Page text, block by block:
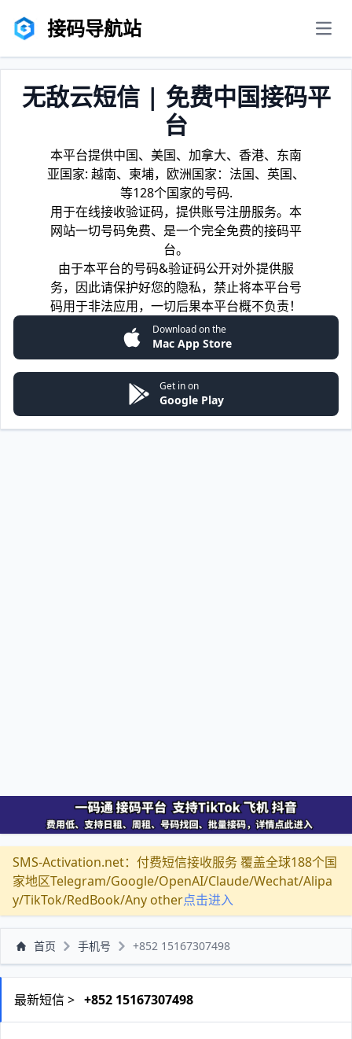
接码导航站
无敌云短信 | 免费中国接码平
台
本平台提供中国、美国、加拿大、香港、东南
亚国家: 越南、柬埔，欧洲国家：法国、英国、
等128个国家的号码.
用于在线接收验证码，提供账号注册服务。本
网站一切号码免费、是一个完全免费的接码平
台。
由于本平台的号码&验证码公开对外提供服
务，因此请保护好您的隐私，禁止将本平台号
码用于非法应用，一切后果本平台概不负责！
Download on the
Mac App Store
Get in on
Google Play
SMS-Activation.net：付费短信接收服务 覆盖全球188个国
家地区Telegram/Google/OpenAI/Claude/Wechat/Alipa
y/TikTok/RedBook/Any other点击进入
首页 手机号 +852 15167307498
最新短信 > +852 15167307498